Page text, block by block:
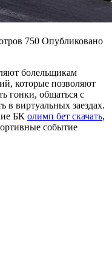
750 Опубликовано
болельщикам
которые позволяют
гонки, общаться с
в виртуальных заездах.
БК олимп бет скачать,
событие